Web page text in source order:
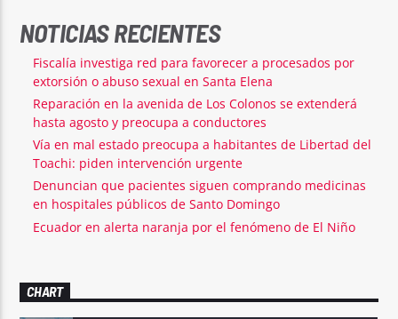
NOTICIAS RECIENTES
Fiscalía investiga red para favorecer a procesados por
extorsión o abuso sexual en Santa Elena
Reparación en la avenida de Los Colonos se extenderá
hasta agosto y preocupa a conductores
Vía en mal estado preocupa a habitantes de Libertad del
Toachi: piden intervención urgente
Denuncian que pacientes siguen comprando medicinas
en hospitales públicos de Santo Domingo
Ecuador en alerta naranja por el fenómeno de El Niño
CHART